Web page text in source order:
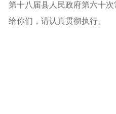
第十八届县人民政府第六十次
给你们，请认真贯彻执行。